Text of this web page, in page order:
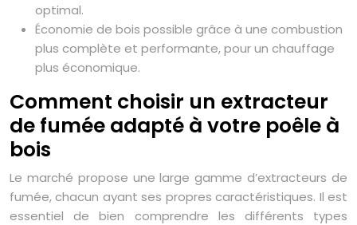
optimal.
Économie de bois possible grâce à une combustion
plus complète et performante, pour un chauffage
plus économique.
Comment choisir un extracteur
de fumée adapté à votre poêle à
bois
Le marché propose une large gamme d’extracteurs de
fumée, chacun ayant ses propres caractéristiques. Il est
essentiel de bien comprendre les différents types